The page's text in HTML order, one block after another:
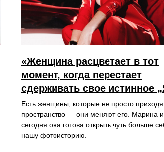
«Женщина расцветает в тот
момент, когда перестает
сдерживать свое истинное
Есть женщины, которые не просто
пространство — они меняют его. Марина
сегодня она готова открыть чуть больше
нашу фотоисторию.